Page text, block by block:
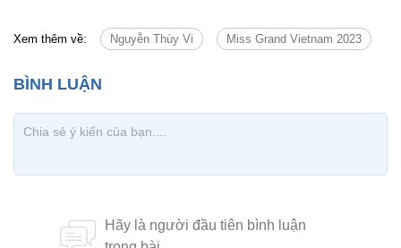
Xem thêm về: Nguyễn Thùy Vi Miss Grand Vietnam 2023